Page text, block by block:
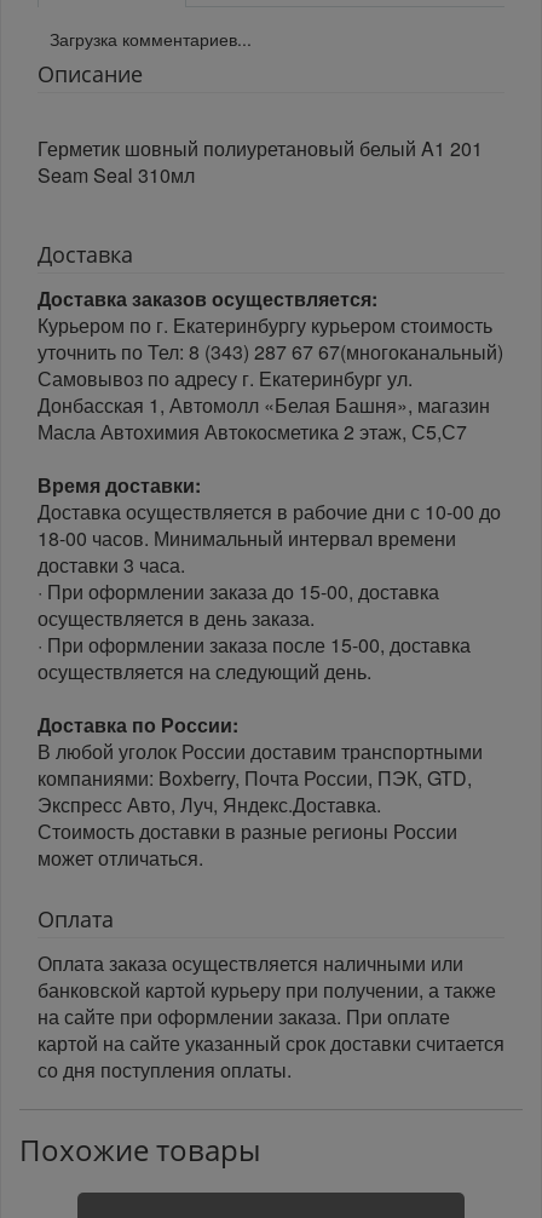
Загрузка комментариев...
Описание
Герметик шовный полиуретановый белый A1 201
Seam Seal 310мл
Доставка
Доставка заказов осуществляется:
Курьером по г. Екатеринбургу курьером стоимость
уточнить по Тел: 8 (343) 287 67 67(многоканальный)
Самовывоз по адресу г. Екатеринбург ул.
Донбасская 1, Автомолл «Белая Башня», магазин
Масла Автохимия Автокосметика 2 этаж, С5,С7
Время доставки:
Доставка осуществляется в рабочие дни с 10-00 до
18-00 часов. Минимальный интервал времени
доставки 3 часа.
· При оформлении заказа до 15-00, доставка
осуществляется в день заказа.
· При оформлении заказа после 15-00, доставка
осуществляется на следующий день.
Доставка по России:
В любой уголок России доставим транспортными
компаниями: Boxberry, Почта России, ПЭК, GTD,
Экспресс Авто, Луч, Яндекс.Доставка.
Стоимость доставки в разные регионы России
может отличаться.
Оплата
Оплата заказа осуществляется наличными или
банковской картой курьеру при получении, а также
на сайте при оформлении заказа. При оплате
картой на сайте указанный срок доставки считается
со дня поступления оплаты.
Похожие товары